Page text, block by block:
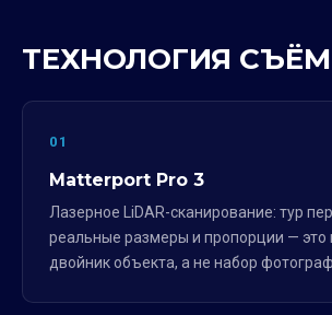
ТЕХНОЛОГИЯ
01
Matterport Pro 3
Лазерное LiDAR-сканирование: тур
реальные размеры и пропорции —
двойник объекта, а не набор